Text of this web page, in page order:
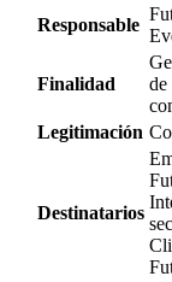
Responsable
Finalidad
de
Legitimación
Destinatarios